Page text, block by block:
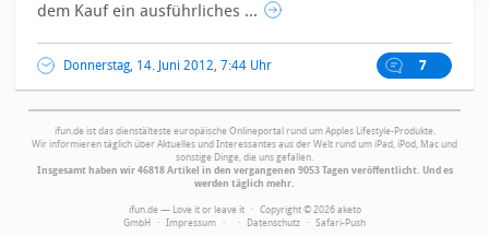
dem Kauf ein ausführliches ...
Donnerstag, 14. Juni 2012, 7:44 Uhr 7
ifun.de ist das dienstälteste europäische Onlineportal rund um Apples Lifestyle-Produkte.
Wir informieren täglich über Aktuelles und Interessantes aus der Welt rund um iPad, iPod, Mac und
sonstige Dinge, die uns gefallen.
Insgesamt haben wir 46818 Artikel in den vergangenen 9053 Tagen veröffentlicht. Und es
werden täglich mehr.
ifun.de — Love it or leave it · Copyright © 2026 aketo
GmbH · Impressum · · Datenschutz · Safari-Push